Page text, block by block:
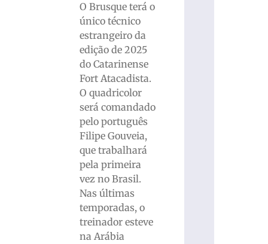
O Brusque terá o
único técnico
estrangeiro da
edição de 2025
do Catarinense
Fort Atacadista.
O quadricolor
será comandado
pelo português
Filipe Gouveia,
que trabalhará
pela primeira
vez no Brasil.
Nas últimas
temporadas, o
treinador esteve
na Arábia